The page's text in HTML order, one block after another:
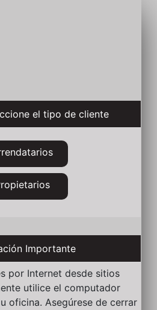
el tipo de cliente
Importante
por Internet desde sitios
utilice el computador
oficina. Asegúrese de cerrar